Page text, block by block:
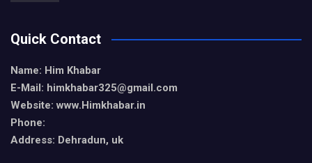
Quick Contact
Name: Him Khabar
E-Mail: himkhabar325@gmail.com
Website: www.Himkhabar.in
Phone:
Address: Dehradun, uk